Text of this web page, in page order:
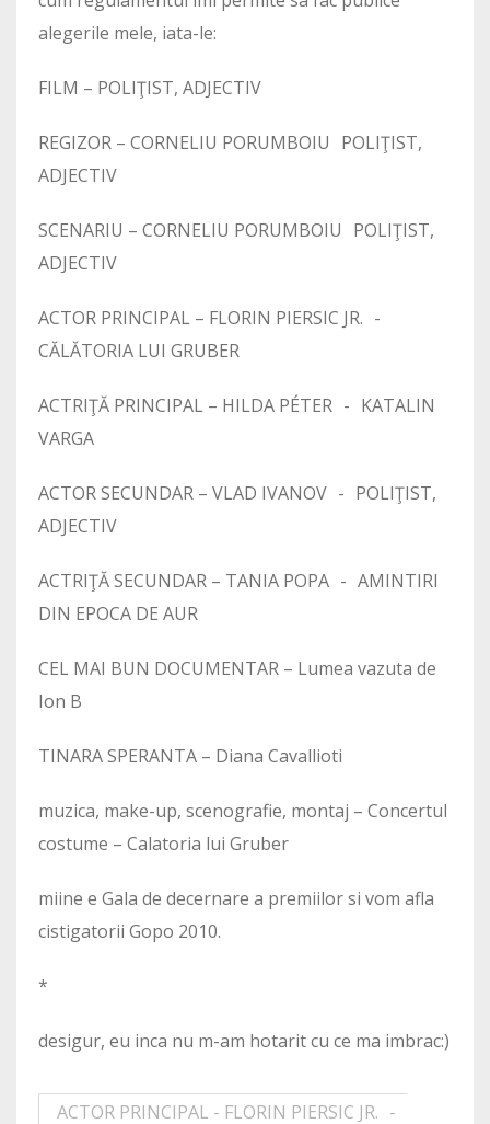
alegerile mele, iata-le:
FILM – POLIŢIST, ADJECTIV
REGIZOR – CORNELIU PORUMBOIU POLIŢIST,
ADJECTIV
SCENARIU – CORNELIU PORUMBOIU POLIŢIST,
ADJECTIV
ACTOR PRINCIPAL – FLORIN PIERSIC JR. -
CĂLĂTORIA LUI GRUBER
ACTRIŢĂ PRINCIPAL – HILDA PÉTER - KATALIN
VARGA
ACTOR SECUNDAR – VLAD IVANOV - POLIŢIST,
ADJECTIV
ACTRIŢĂ SECUNDAR – TANIA POPA - AMINTIRI
DIN EPOCA DE AUR
CEL MAI BUN DOCUMENTAR – Lumea vazuta de
Ion B
TINARA SPERANTA – Diana Cavallioti
muzica, make-up, scenografie, montaj – Concertul
costume – Calatoria lui Gruber
miine e Gala de decernare a premiilor si vom afla
cistigatorii Gopo 2010.
*
desigur, eu inca nu m-am hotarit cu ce ma imbrac:)
ACTOR PRINCIPAL - FLORIN PIERSIC JR. -